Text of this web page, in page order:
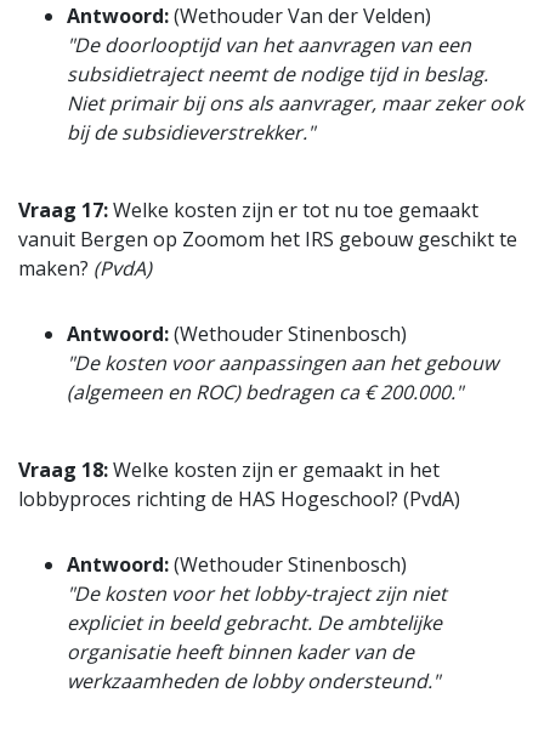
Antwoord:(Wethouder Van der Velden)
"De doorlooptijd van het aanvragen van een
subsidietraject neemt de nodige tijd in beslag.
Niet primair bij ons als aanvrager, maar zeker ook
bij de subsidieverstrekker."
Vraag 17:Welke kosten zijn er tot nu toe gemaakt
vanuit Bergen op Zoomom het IRS gebouw geschikt te
maken? (PvdA)
Antwoord:(Wethouder Stinenbosch)
"De kosten voor aanpassingen aan het gebouw
(algemeen en ROC) bedragen ca € 200.000."
Vraag 18:Welke kosten zijn er gemaakt in het
lobbyproces richting de HAS Hogeschool? (PvdA)
Antwoord:(Wethouder Stinenbosch)
"De kosten voor het lobby-traject zijn niet
expliciet in beeld gebracht. De ambtelijke
organisatie heeft binnen kader van de
werkzaamheden de lobby ondersteund."